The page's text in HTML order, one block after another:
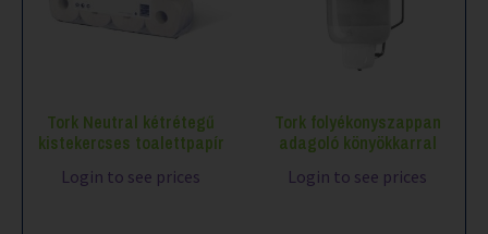
Tork Neutral kétrétegű
kistekercses toalettpapír
Login to see prices
Tork folyékonyszappan
adagoló könyökkarral
Login to see prices